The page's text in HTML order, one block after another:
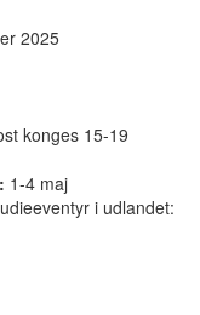
2025
konges 15-19
1-4 maj
i udlandet: